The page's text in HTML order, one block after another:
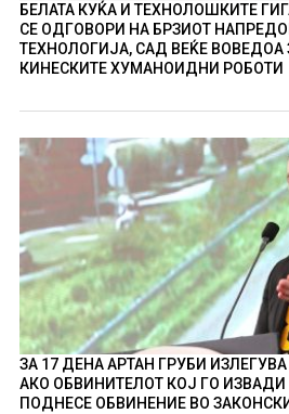
БЕЛАТА КУЌА И ТЕХНОЛОШКИТЕ
СЕ ОДГОВОРИ НА БРЗИОТ
ТЕХНОЛОГИЈА, САД ВЕЌЕ ВОВЕДОА
КИНЕСКИТЕ ХУМАНОИДНИ РОБОТИ
ЗА 17 ДЕНА АРТАН ГРУБИ
АКО ОБВИНИТЕЛОТ КОЈ ГО
ПОДНЕСЕ ОБВИНЕНИЕ ВО